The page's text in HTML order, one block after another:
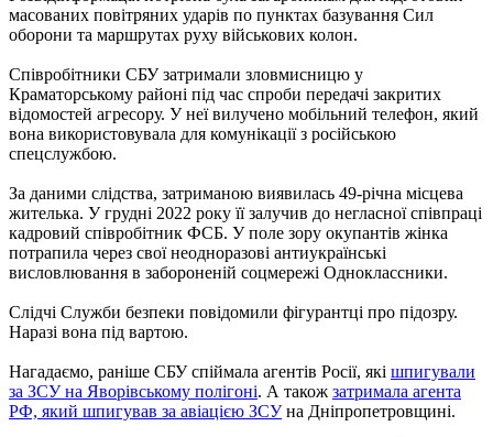
масованих повітряних ударів по пунктах базування Сил
оборони та маршрутах руху військових колон.
Співробітники СБУ затримали зловмисницю у
Краматорському районі під час спроби передачі закритих
відомостей агресору. У неї вилучено мобільний телефон, який
вона використовувала для комунікації з російською
спецслужбою.
За даними слідства, затриманою виявилась 49-річна місцева
жителька. У грудні 2022 року її залучив до негласної співпраці
кадровий співробітник ФСБ. У поле зору окупантів жінка
потрапила через свої неодноразові антиукраїнські
висловлювання в забороненій соцмережі Одноклассники.
Слідчі Служби безпеки повідомили фігурантці про підозру.
Наразі вона під вартою.
Нагадаємо, раніше СБУ спіймала агентів Росії, які шпигували
за ЗСУ на Яворівському полігоні. А також затримала агента
РФ, який шпигував за авіацією ЗСУна Дніпропетровщині.